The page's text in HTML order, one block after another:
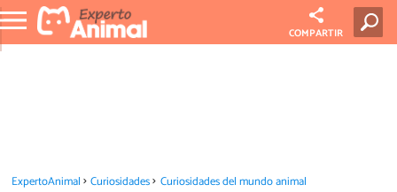
COMPARTIR
ExpertoAnimal Curiosidades Curiosidades del mundo animal